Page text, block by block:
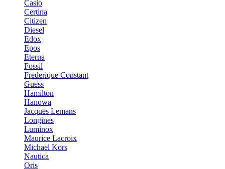
Casio
Certina
Citizen
Diesel
Edox
Epos
Eterna
Fossil
Frederique Constant
Guess
Hamilton
Hanowa
Jacques Lemans
Longines
Luminox
Maurice Lacroix
Michael Kors
Nautica
Oris